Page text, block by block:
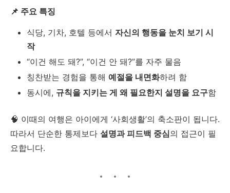
📌 주요 특징
식당, 기차, 호텔 등에서 자신의 행동을 눈치 보기 시
작
“이건 해도 돼?”, “이건 안 돼?”를 자주 물음
칭찬받는 경험을 통해 예절을 내면화하려 함
동시에, 규칙을 지키는 게 왜 필요한지 설명을 요구함
🧠 이때의 여행은 아이에게 ‘사회생활’의 축소판이 됩니다.
따라서 단순한 통제보다 설명과 피드백 중심의 접근이 필
요합니다.